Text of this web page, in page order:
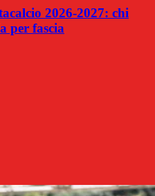
2026-2027: chi
per fascia